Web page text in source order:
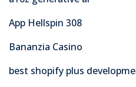
App Hellspin 308
Bananzia Casino
best shopify plus